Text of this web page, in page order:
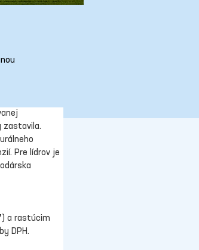
zastavila.
Pre lídrov je
a rastúcim
DPH.